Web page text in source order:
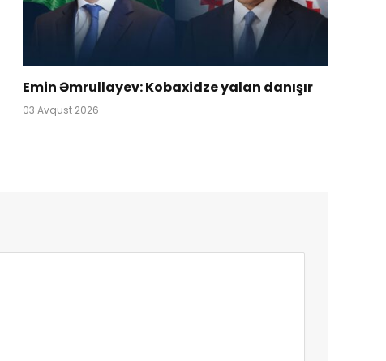
Emin Əmrullayev: Kobaxidze yalan danışır
03 Avqust 2026